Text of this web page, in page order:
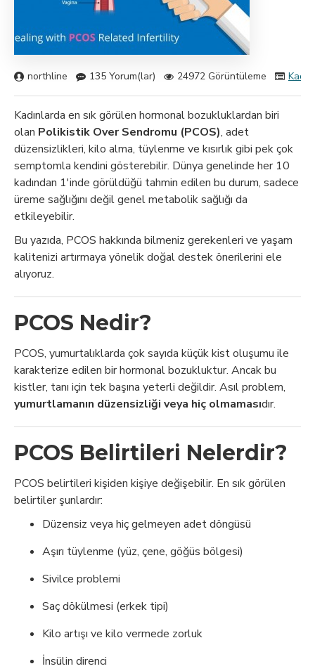
northline 135 Yorum(lar) 24972 Görüntüleme
Kadınlarda en sık görülen hormonal bozukluklardan biri
olan Polikistik Over Sendromu (PCOS), adet
düzensizlikleri, kilo alma, tüylenme ve kısırlık gibi pek çok
semptomla kendini gösterebilir. Dünya genelinde her 10
kadından 1'inde görüldüğü tahmin edilen bu durum, sadece
üreme sağlığını değil genel metabolik sağlığı da
etkileyebilir.
Bu yazıda, PCOS hakkında bilmeniz gerekenleri ve yaşam
kalitenizi artırmaya yönelik doğal destek önerilerini ele
alıyoruz.
PCOS Nedir?
PCOS, yumurtalıklarda çok sayıda küçük kist oluşumu ile
karakterize edilen bir hormonal bozukluktur. Ancak bu
kistler, tanı için tek başına yeterli değildir. Asıl problem,
yumurtlamanın düzensizliği veya hiç olmamasıdır.
PCOS Belirtileri Nelerdir?
PCOS belirtileri kişiden kişiye değişebilir. En sık görülen
belirtiler şunlardır:
Düzensiz veya hiç gelmeyen adet döngüsü
Aşırı tüylenme (yüz, çene, göğüs bölgesi)
Sivilce problemi
Saç dökülmesi (erkek tipi)
Kilo artışı ve kilo vermede zorluk
İnsülin direnci